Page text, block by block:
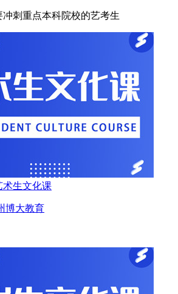
冲刺重点本科院校的艺考生
术生文化课
博大教育